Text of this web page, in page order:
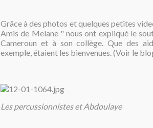
Grâce à des photos et quelques petites
Amis de Melane " nous ont expliqué le
Cameroun et à son collège. Que des
exemple, étaient les bienvenues. (Voir le
Les percussionnistes et Abdoulaye